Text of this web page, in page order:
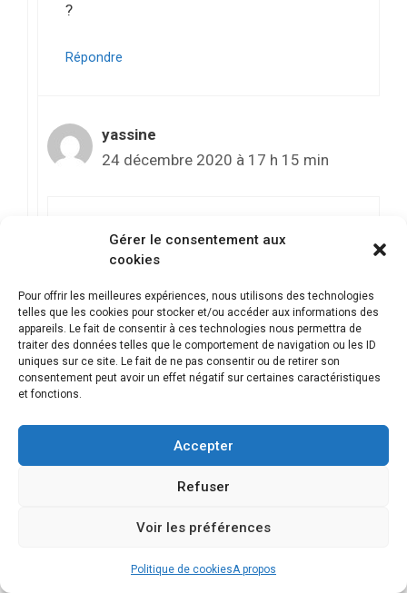
Gérer le consentement aux
cookies
Pour offrir les meilleures expériences, nous utilisons des technologies
telles que les cookies pour stocker et/ou accéder aux informations des
appareils. Le fait de consentir à ces technologies nous permettra de
traiter des données telles que le comportement de navigation ou les ID
uniques sur ce site. Le fait de ne pas consentir ou de retirer son
consentement peut avoir un effet négatif sur certaines caractéristiques
et fonctions.
Accepter
Refuser
Voir les préférences
Politique de cookiesA propos
?
Répondre
yassine
24 décembre 2020 à 17 h 15 min
non moi j ai le problème CE-41813-7
pourrez vous m’aider
Répondre
16 août 2020 à 22 h 14 min
via clé Usb.